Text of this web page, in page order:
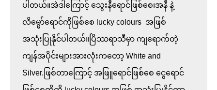
ပါတယ်။အဲဒါကြောင့် သွေးနီရောင်ဖြစ်စေ၊အနီ နဲ့
လိမ္မော်ရောင်ကိုဖြစ်စေ lucky colours  အဖြစ်
အသုံးပြုနိုင်ပါတယ်။ပြိဿရာသီမှာ ကျရောက်တဲ့
ကျန်အပိုင်းများအားလုံးကတော့ White and
Silver.ဖြစ်တာကြောင့် အဖြူရောင်ဖြစ်စေ ငွေရောင်